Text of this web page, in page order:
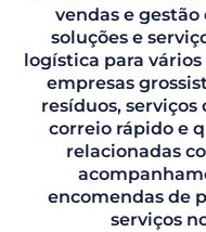
vendas e
soluções e
logística para
empresas
resíduos,
correio rápido e
relacionadas
encomendas de
serviços